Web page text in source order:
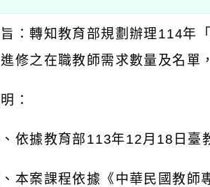
：轉知教育部規劃辦理114年
修之在職教師需求數量及名單
：
依據教育部113年12月 18 日臺
本案課程依據《中華民國教師